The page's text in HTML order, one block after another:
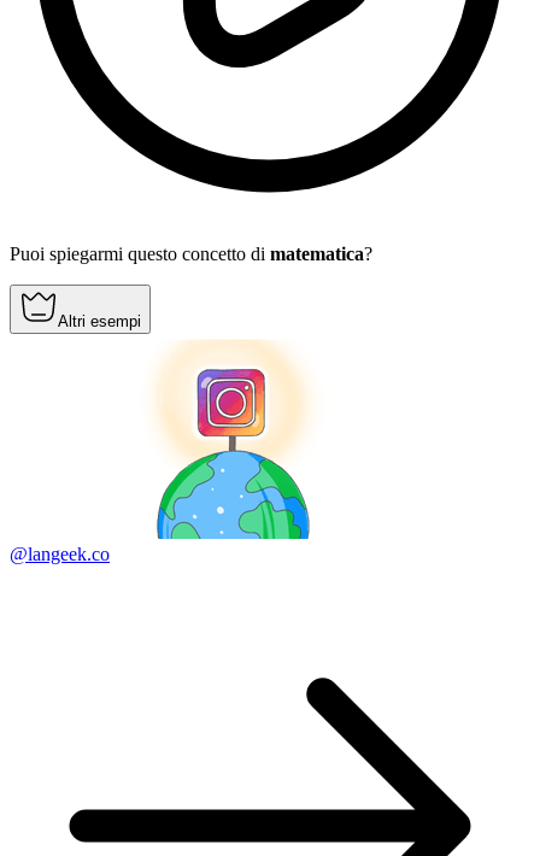
Puoi spiegarmi questo concetto di matematica?
Altri esempi
@langeek.co